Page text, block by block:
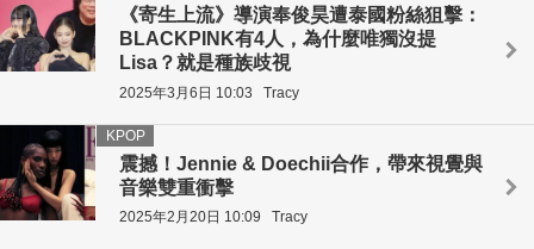
《寄生上流》導演奉俊昊遭泰國粉絲狙擊：
BLACKPINK有4人，為什麼唯獨沒提
Lisa？就是種族歧視
2025年3月6日 10:03 Tracy
震撼！Jennie & Doechii合作，帶來視覺與
音樂雙重衝擊
KPOP
2025年2月20日 10:09 Tracy